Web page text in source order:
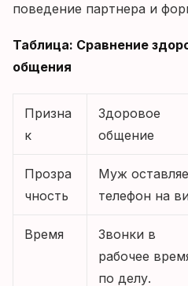
поведение партнера и
Таблица: Сравнение
общения
Призна
к
Здоровое
общение
Прозра
чность
Муж
телефон на
Время
Звонки в
рабочее
по делу.